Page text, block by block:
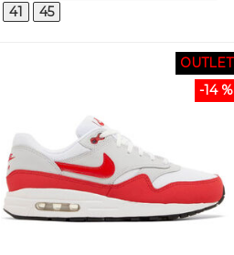
41 45
OUTLET
-14 %